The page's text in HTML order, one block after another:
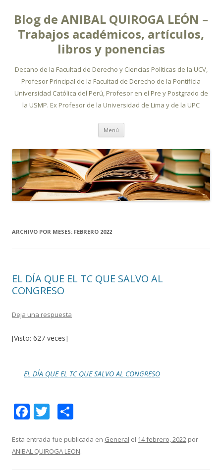
Blog de ANIBAL QUIROGA LEÓN –
Trabajos académicos, artículos,
libros y ponencias
Decano de la Facultad de Derecho y Ciencias Políticas de la UCV,
Profesor Principal de la Facultad de Derecho de la Pontificia
Universidad Católica del Perú, Profesor en el Pre y Postgrado de
la USMP. Ex Profesor de la Universidad de Lima y de la UPC
Menú Ir
contenido
ARCHIVO POR MESES: FEBRERO 2022
EL DÍA QUE EL TC QUE SALVO AL
CONGRESO
Deja una respuesta
[Visto: 627 veces]
EL DÍA QUE EL TC QUE SALVO AL CONGRESO
F
ac
e
b
T
w
itt
er
m
p
Esta entrada fue publicada en General el 14 febrero, 2022 por
ANIBAL QUIROGA LEON.